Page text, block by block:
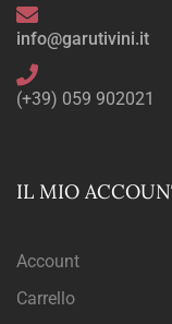
info@garutivini.it
(+39) 059 902021
IL MIO
Account
Carrello